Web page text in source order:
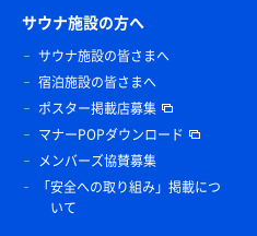
サウナ施設の方へ
サウナ施設の皆さまへ
宿泊施設の皆さまへ
ポスター掲載店募集
マナーPOPダウンロード
メンバーズ協賛募集
「安全への取り組み」掲載につ
いて